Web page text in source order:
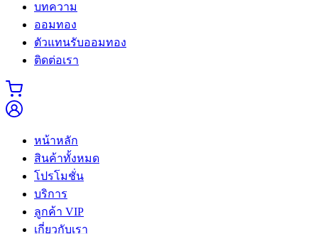
บทความ
ออมทอง
ตัวแทนรับออมทอง
ติดต่อเรา
หน้าหลัก
สินค้าทั้งหมด
โปรโมชั่น
บริการ
ลูกค้า VIP
เกี่ยวกับเรา